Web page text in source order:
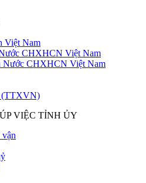
Việt Nam
CHXHCN Việt Nam
CHXHCN Việt Nam
(TTXVN)
VIỆC TỈNH ỦY